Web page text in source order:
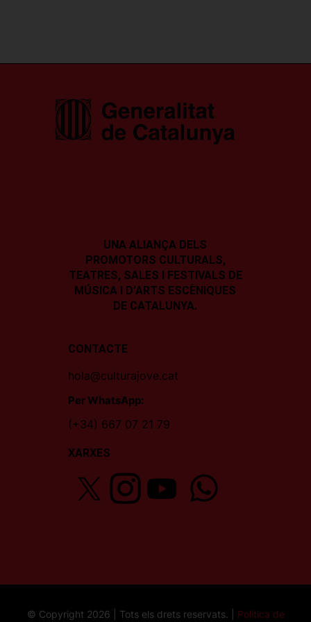
UNA ALIANÇA DELS
PROMOTORS CULTURALS,
TEATRES, SALES I FESTIVALS DE
MÚSICA I D’ARTS ESCÈNIQUES
DE CATALUNYA.
CONTACTE
hola@culturajove.cat
Per WhatsApp:
(+34) 667 07 21 79
XARXES
© Copyright 2026 | Tots els drets reservats. | Política de